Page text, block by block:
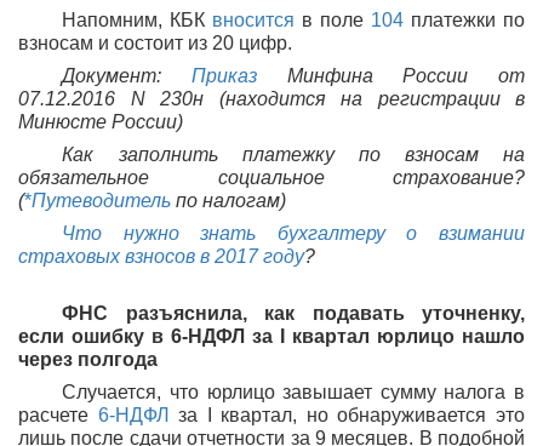
Напомним, КБК вносится в поле 104 платежки по
взносам и состоит из 20 цифр.
Документ:Приказ Минфина России от
07.12.2016 N 230н (находится на регистрации в
Минюсте России)
Как заполнить платежку по взносам на
обязательное социальное страхование?
(*Путеводитель по налогам)
Что нужно знать бухгалтеру о взимании
страховых взносов в 2017 году?
ФНС разъяснила, как подавать уточненку,
если ошибку в 6-НДФЛ за I квартал юрлицо нашло
через полгода
Случается, что юрлицо завышает сумму налога в
расчете 6-НДФЛ за I квартал, но обнаруживается это
лишь после сдачи отчетности за 9 месяцев. В подобной